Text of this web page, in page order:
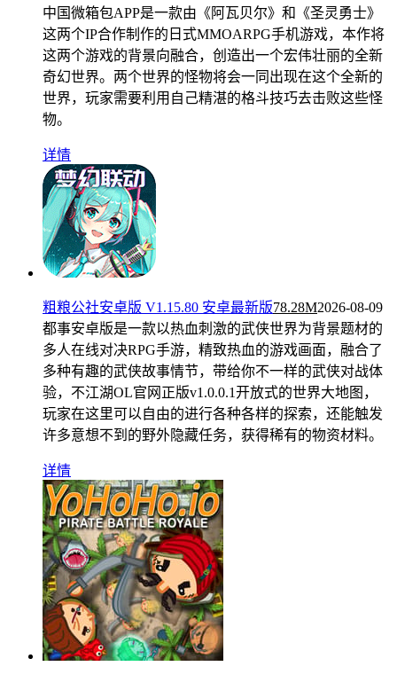
中国微箱包APP是一款由《阿瓦贝尔》和《圣灵勇士》
这两个IP合作制作的日式MMOARPG手机游戏，本作将
这两个游戏的背景向融合，创造出一个宏伟壮丽的全新
奇幻世界。两个世界的怪物将会一同出现在这个全新的
世界，玩家需要利用自己精湛的格斗技巧去击败这些怪
物。
详情
粗粮公社安卓版 V1.15.80 安卓最新版78.28M2026-08-09
都事安卓版是一款以热血刺激的武侠世界为背景题材的
多人在线对决RPG手游，精致热血的游戏画面，融合了
多种有趣的武侠故事情节，带给你不一样的武侠对战体
验，不江湖OL官网正版v1.0.0.1开放式的世界大地图，
玩家在这里可以自由的进行各种各样的探索，还能触发
许多意想不到的野外隐藏任务，获得稀有的物资材料。
详情